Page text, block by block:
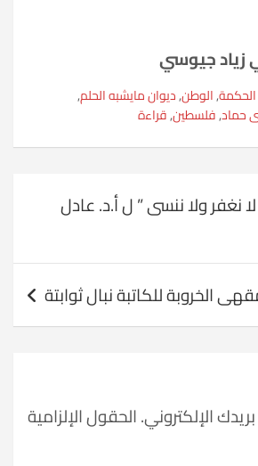
زياد جيوسي
الحكمة,الوطن,ديوان مايشبه الحلم,
حماد,فلسطين,قراءة
نغفر ولا ننسى ” ل أ.د. عادل
الخروبة للكاتبة نبال ثوابتة
الإلكتروني.الحقول الإلزامية